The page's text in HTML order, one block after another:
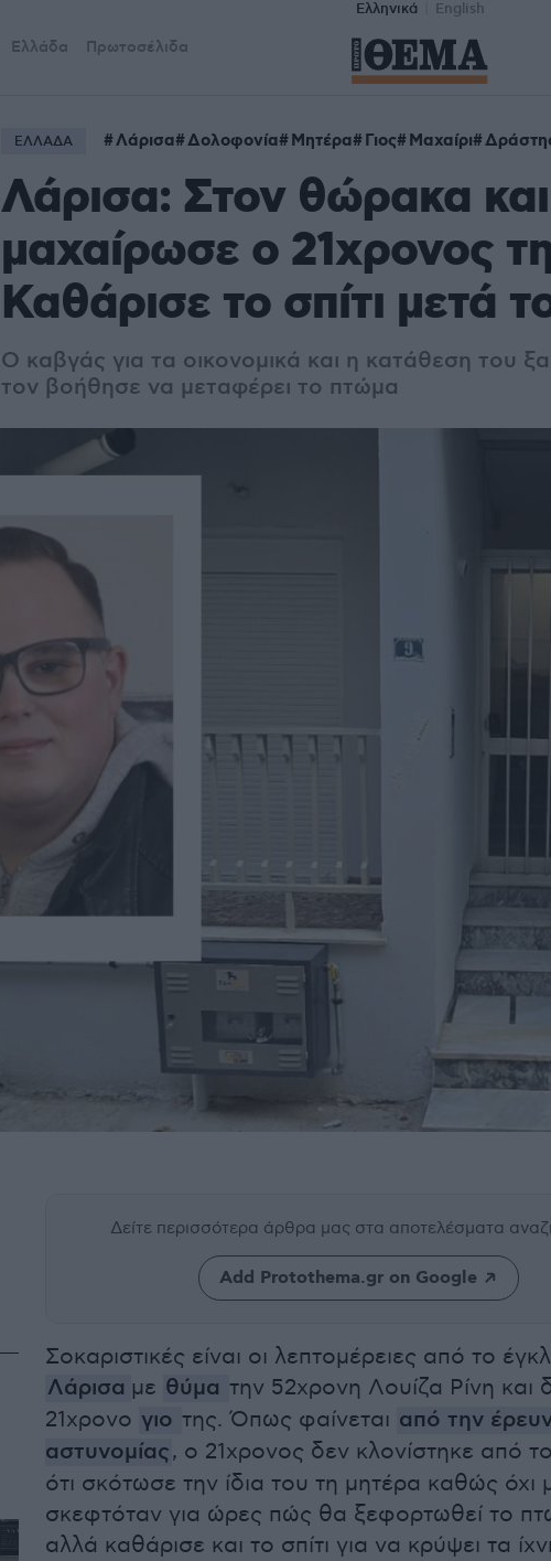
Ελληνικά English
Ελλάδα Πρωτοσέλιδα
ΕΛΛΑΔΑ Λάρισα Δολοφονία Μητέρα Γιος Μαχαίρι
Λάρισα: Στον θώρακα και
μαχαίρωσε ο 21χρονος
Καθάρισε το σπίτι μετά
Ο καβγάς για τα οικονομικά και η κατάθεση του
τον βοήθησε να μεταφέρει το πτώμα
Δείτε περισσότερα άρθρα μας στα αποτελέσματα
Add Protothema.gr on Google
Σοκαριστικές είναι οι λεπτομέρειες από το
Λάρισα με θύμα την 52χρονη Λουίζα Ρίνη και
21χρονο γιο της. Όπως φαίνεται από την
αστυνομίας, ο 21χρονος δεν κλονίστηκε από
ότι σκότωσε την ίδια του τη μητέρα καθώς όχι
σκεφτόταν για ώρες πώς θα ξεφορτωθεί το
αλλά καθάρισε και το σπίτι για να κρύψει τα